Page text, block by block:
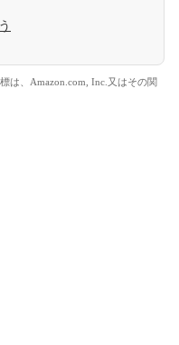
は、Amazon.com, Inc.又はその関